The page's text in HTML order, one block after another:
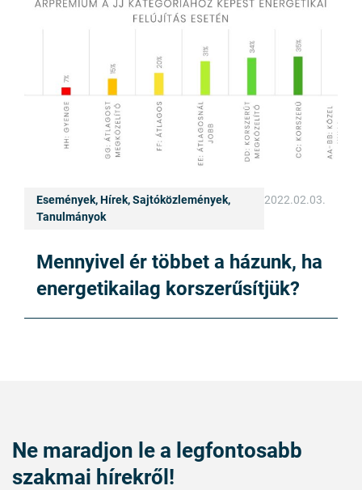
Események, Hírek, Sajtóközlemények,
Tanulmányok
2022.02.03.
Mennyivel ér többet a házunk, ha
energetikailag korszerűsítjük?
Ne maradjon le a legfontosabb
szakmai hírekről!